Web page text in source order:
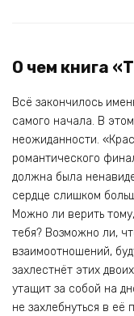
О чем книга
Всё закончилось
самого начала. В
неожиданности.
романтического
должна была
сердце слишком
Можно ли верить
тебя? Возможно ли,
взаимоотношений,
захлестнёт этих
утащит за собой на
не захлебнуться в её